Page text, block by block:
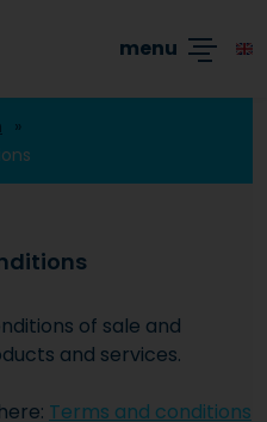
Academy
Producten
Branches
Blogs
menu
of sale and
and services.
Terms and conditions